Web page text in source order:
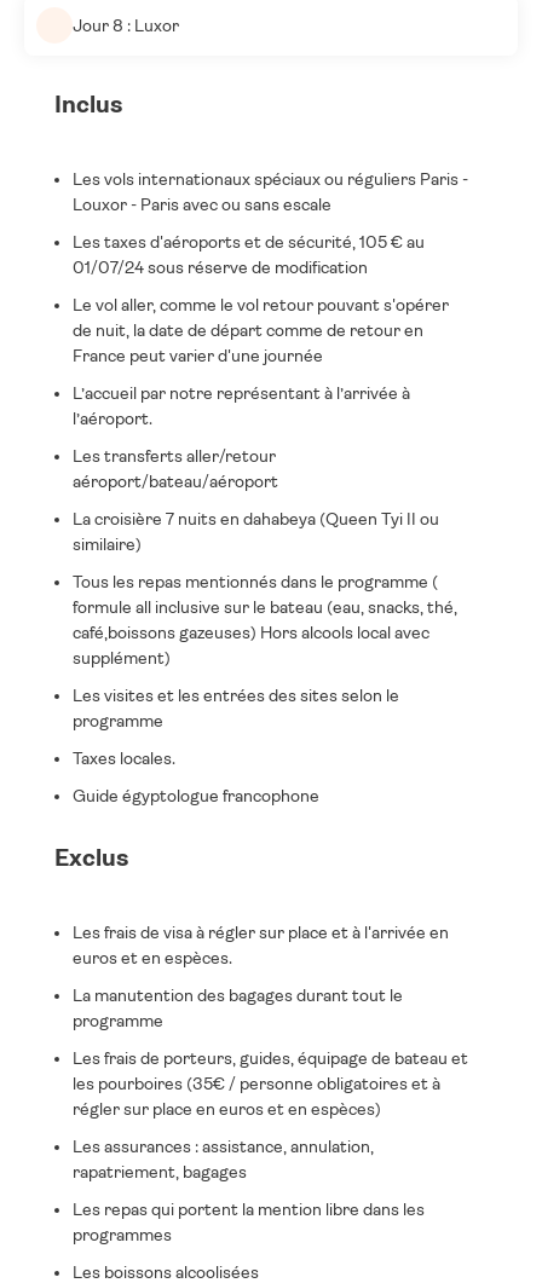
Jour 8 : Luxor
Inclus
Les vols internationaux spéciaux ou réguliers Paris -
Louxor - Paris avec ou sans escale
Les taxes d'aéroports et de sécurité, 105 € au
01/07/24 sous réserve de modification
Le vol aller, comme le vol retour pouvant s'opérer
de nuit, la date de départ comme de retour en
France peut varier d'une journée
L’accueil par notre représentant à l’arrivée à
l’aéroport.
Les transferts aller/retour
aéroport/bateau/aéroport
La croisière 7 nuits en dahabeya (Queen Tyi II ou
similaire)
Tous les repas mentionnés dans le programme (
formule all inclusive sur le bateau (eau, snacks, thé,
café,boissons gazeuses) Hors alcools local avec
supplément)
Les visites et les entrées des sites selon le
programme
Taxes locales.
Guide égyptologue francophone
Exclus
Les frais de visa à régler sur place et à l'arrivée en
euros et en espèces.
La manutention des bagages durant tout le
programme
Les frais de porteurs, guides, équipage de bateau et
les pourboires (35€ / personne obligatoires et à
régler sur place en euros et en espèces)
Les assurances : assistance, annulation,
rapatriement, bagages
Les repas qui portent la mention libre dans les
programmes
Les boissons alcoolisées